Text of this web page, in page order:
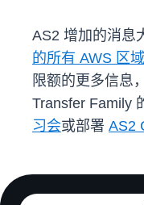
AS2 增加的消息
的所有 AWS 区域
限额的更多信息
Transfer Family
习会或部署 AS2